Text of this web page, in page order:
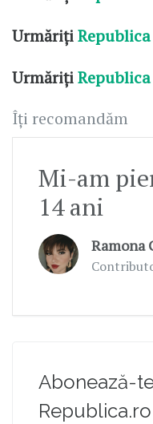
Urmăriți
Urmăriți
Îți recomandăm
Mi-am
14 ani
Ramona
Abonează-
Republica.ro